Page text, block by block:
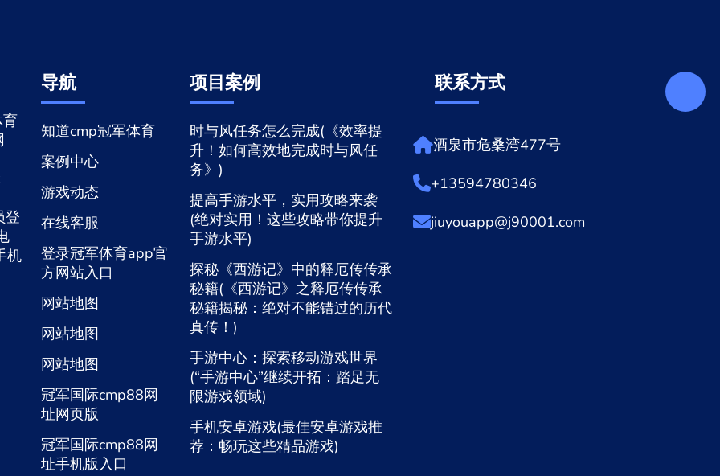
登
机
导航
知道cmp冠军体育
案例中心
游戏动态
在线客服
登录冠军体育app官
方网站入口
网站地图
网站地图
网站地图
冠军国际cmp88网
址网页版
冠军国际cmp88网
址手机版入口
项目案例
时与风任务怎么完成(《效率提
升！如何高效地完成时与风任
务》)
提高手游水平，实用攻略来袭
(绝对实用！这些攻略带你提升
手游水平)
探秘《西游记》中的释厄传传承
秘籍(《西游记》之释厄传传承
秘籍揭秘：绝对不能错过的历代
真传！)
手游中心：探索移动游戏世界
(“手游中心”继续开拓：踏足无
限游戏领域)
手机安卓游戏(最佳安卓游戏推
荐：畅玩这些精品游戏)
联系方式
酒泉市危桑湾477号
+13594780346
jiuyouapp@j90001.com